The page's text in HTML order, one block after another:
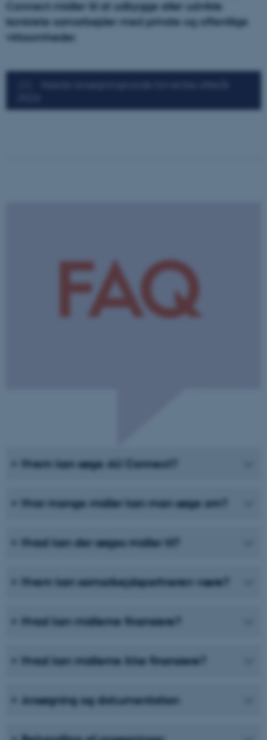
Connect-midler til at udbygge eller udvikle
konkrete samarbejder med private og offentlige
virksomheder.
Hvem kan søge AU Connect?
Hvor mange midler kan man søge om?
Hvad kan der søges midler til?
Hvem kan samarbejdspartneren være?
Hvad kan midlerne finansiere?
Hvad kan midlerne ikke finansiere?
Ansøgning og dokumentation